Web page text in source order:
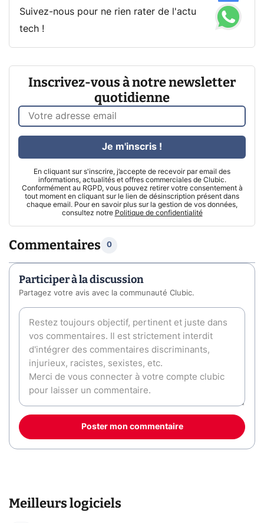
Suivez-nous pour ne rien rater de l'actu
tech !
Inscrivez-vous à notre newsletter
quotidienne
En cliquant sur s'inscrire, j’accepte de recevoir par email des
informations, actualités et offres commerciales de Clubic.
Conformément au RGPD, vous pouvez retirer votre consentement à
tout moment en cliquant sur le lien de désinscription présent dans
chaque email. Pour en savoir plus sur la gestion de vos données,
consultez notre Politique de confidentialité
Je m'inscris !
Commentaires 0
Participer à la discussion
Partagez votre avis avec la communauté Clubic.
Poster mon commentaire
Meilleurs logiciels